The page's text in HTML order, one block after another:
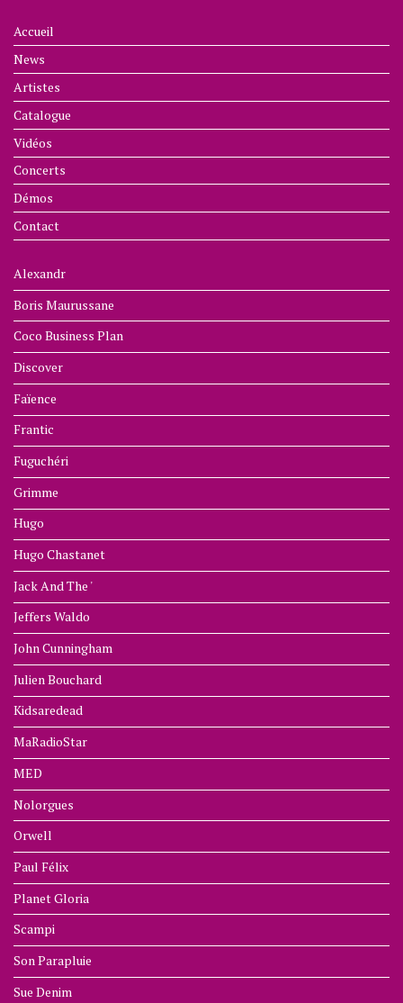
Accueil
News
Artistes
Catalogue
Vidéos
Concerts
Démos
Contact
Alexandr
Boris Maurussane
Coco Business Plan
Discover
Faïence
Frantic
Fuguchéri
Grimme
Hugo
Hugo Chastanet
Jack And The '
Jeffers Waldo
John Cunningham
Julien Bouchard
Kidsaredead
MaRadioStar
MED
Nolorgues
Orwell
Paul Félix
Planet Gloria
Scampi
Son Parapluie
Sue Denim